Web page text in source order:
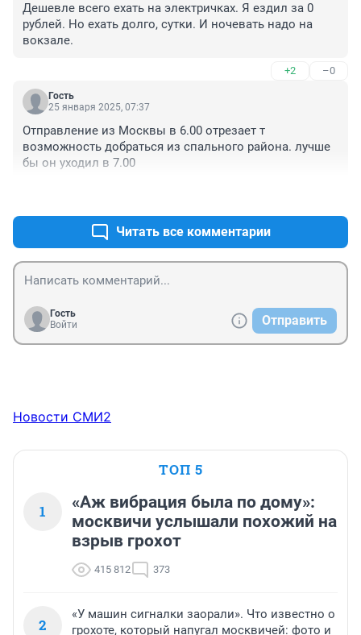
Дешевле всего ехать на электричках. Я ездил за 0
рублей. Но ехать долго, сутки. И ночевать надо на
вокзале.
+2 –0
Гость
25 января 2025, 07:37
Отправление из Москвы в 6.00 отрезает т
возможность добраться из спального района. лучше
бы он уходил в 7.00
Читать все комментарии
Гость
Войти
Отправить
Новости СМИ2
ТОП 5
1
«Аж вибрация была по дому»:
москвичи услышали похожий на
взрыв грохот
415 812 373
2
«У машин сигналки заорали». Что известно о
грохоте, который напугал москвичей: фото и